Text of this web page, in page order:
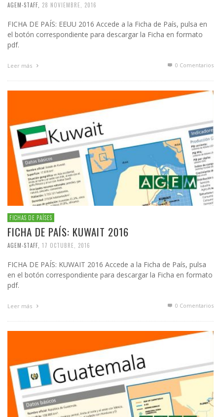
AGEM-STAFF 28 NOVIEMBRE, 2016
FICHA DE PAÍS: EEUU 2016 Accede a la Ficha de País, pulsa en
el botón correspondiente para descargar la Ficha en formato
pdf.
Leer más 0 Comentarios
FICHAS DE PAÍSES
FICHA DE PAÍS: KUWAIT 2016
AGEM-STAFF 17 OCTUBRE, 2016
FICHA DE PAÍS: KUWAIT 2016 Accede a la Ficha de País, pulsa
en el botón correspondiente para descargar la Ficha en formato
pdf.
Leer más 0 Comentarios